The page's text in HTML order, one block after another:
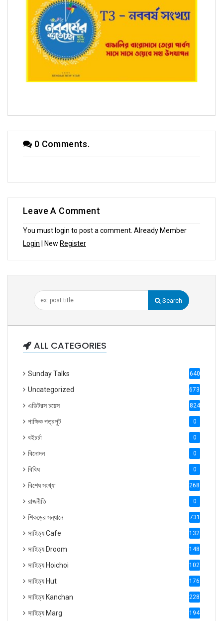
0 Comments.
Leave A Comment
You must login to post a comment. Already Member
Login | New Register
Search
ALL CATEGORIES
Sunday Talks 640
Uncategorized 6738
এডিটরস চয়েস 824
পাক্ষিক পত্রপুট 0
বইচর্চা 0
বিনোদন 0
বিবিধ 0
বিশেষ সংখ্যা 2686
রাজনীতি 0
শিকড়ের সন্ধানে 731
সাহিত্য Cafe 1321
সাহিত্য Droom 1488
সাহিত্য Hoichoi 1027
সাহিত্য Hut 1769
সাহিত্য Kanchan 2287
সাহিত্য Marg 1947